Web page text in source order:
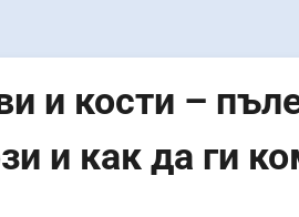
и кости –
и как да ги